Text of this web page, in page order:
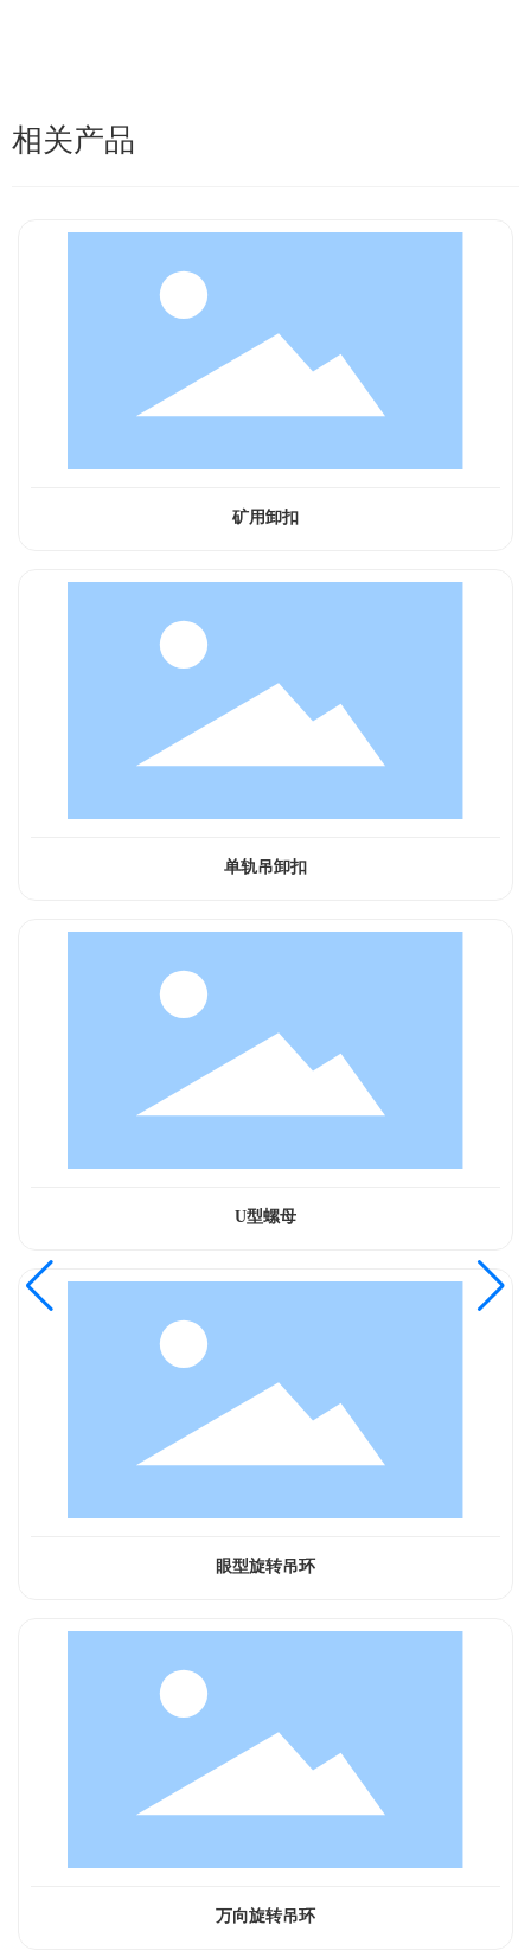
相关产品
矿用卸扣
单轨吊卸扣
U型螺母
眼型旋转吊环
万向旋转吊环